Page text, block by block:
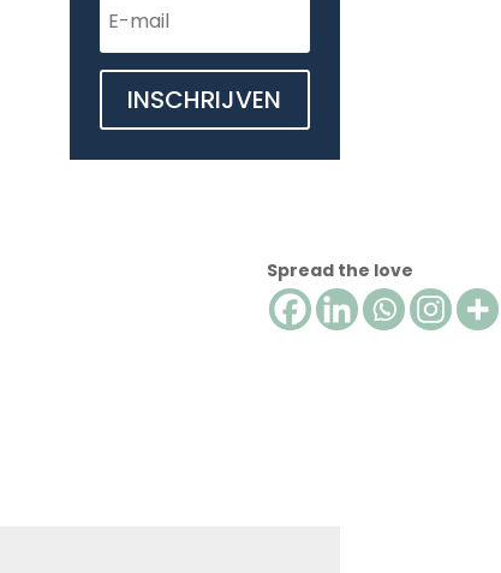
INSCHRIJVEN
Spread the love